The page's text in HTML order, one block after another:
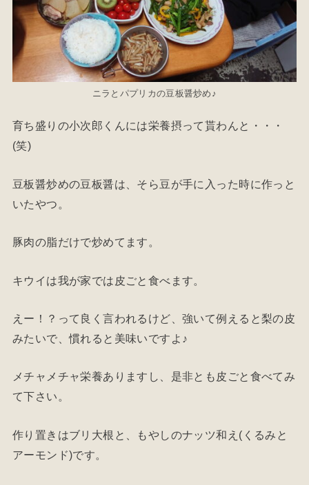
ニラとパプリカの豆板醤炒め♪
育ち盛りの小次郎くんには栄養摂って貰わんと・・・
(笑)
豆板醤炒めの豆板醤は、そら豆が手に入った時に作っと
いたやつ。
豚肉の脂だけで炒めてます。
キウイは我が家では皮ごと食べます。
えー！？って良く言われるけど、強いて例えると梨の皮
みたいで、慣れると美味いですよ♪
メチャメチャ栄養ありますし、是非とも皮ごと食べてみ
て下さい。
作り置きはブリ大根と、もやしのナッツ和え(くるみと
アーモンド)です。